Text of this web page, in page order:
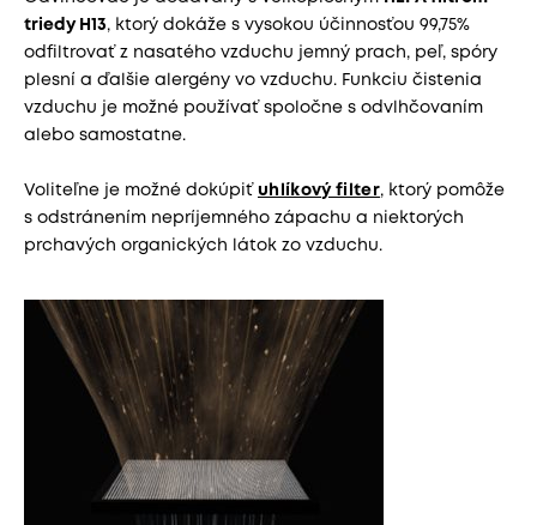
triedy H13, ktorý dokáže s vysokou účinnosťou 99,75%
odfiltrovať z nasatého vzduchu jemný prach, peľ, spóry
plesní a ďalšie alergény vo vzduchu. Funkciu čistenia
vzduchu je možné používať spoločne s odvlhčovaním
alebo samostatne.
Voliteľne je možné dokúpiť uhlíkový filter, ktorý pomôže
s odstránením nepríjemného zápachu a niektorých
prchavých organických látok zo vzduchu.